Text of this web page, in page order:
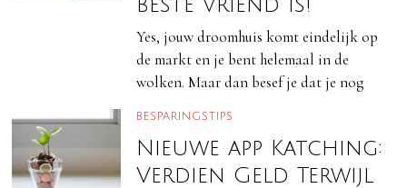
Yes, jouw droomhuis komt eindelijk op
de markt en je bent helemaal in de
wolken. Maar dan besef je dat je nog
BESPARINGSTIPS
Nieuwe app Katching:
Verdien Geld Terwijl